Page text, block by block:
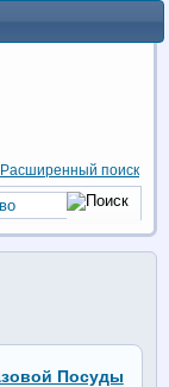
Расширенный поиск
Посуды